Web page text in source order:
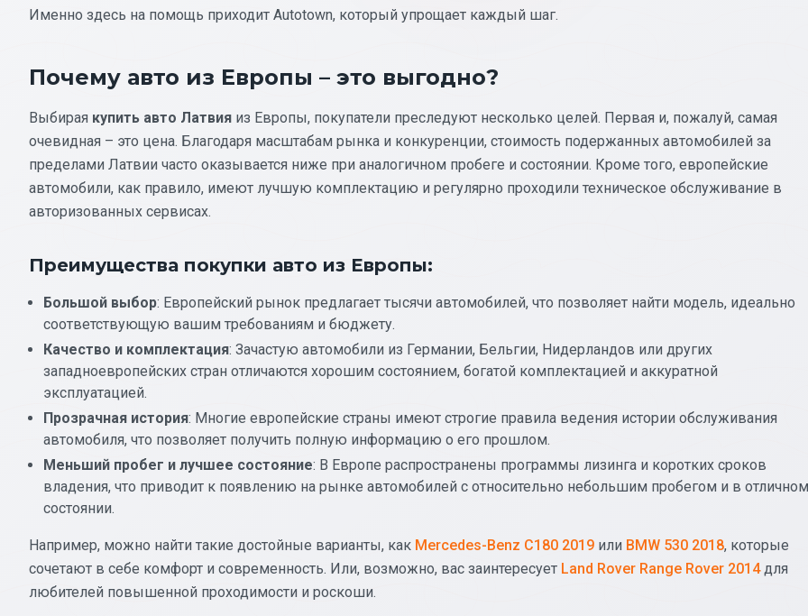
Именно здесь на помощь приходит Autotown, который упрощает каждый шаг.
Почему авто из Европы – это выгодно?
Выбирая купить авто Латвия из Европы, покупатели преследуют несколько целей. Первая и, пожалуй, самая
очевидная – это цена. Благодаря масштабам рынка и конкуренции, стоимость подержанных автомобилей за
пределами Латвии часто оказывается ниже при аналогичном пробеге и состоянии. Кроме того, европейские
автомобили, как правило, имеют лучшую комплектацию и регулярно проходили техническое обслуживание в
авторизованных сервисах.
Преимущества покупки авто из Европы:
Большой выбор: Европейский рынок предлагает тысячи автомобилей, что позволяет найти модель, идеально
соответствующую вашим требованиям и бюджету.
Качество и комплектация: Зачастую автомобили из Германии, Бельгии, Нидерландов или других
западноевропейских стран отличаются хорошим состоянием, богатой комплектацией и аккуратной
эксплуатацией.
Прозрачная история: Многие европейские страны имеют строгие правила ведения истории обслуживания
автомобиля, что позволяет получить полную информацию о его прошлом.
Меньший пробег и лучшее состояние: В Европе распространены программы лизинга и коротких сроков
владения, что приводит к появлению на рынке автомобилей с относительно небольшим пробегом и в отличном
состоянии.
Например, можно найти такие достойные варианты, как Mercedes-Benz C180 2019 или BMW 530 2018, которые
сочетают в себе комфорт и современность. Или, возможно, вас заинтересует Land Rover Range Rover 2014для
любителей повышенной проходимости и роскоши.